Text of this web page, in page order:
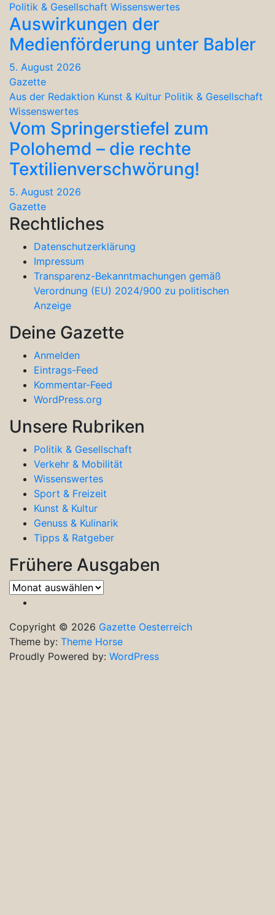
Politik & Gesellschaft Wissenswertes
Auswirkungen der
Medienförderung unter Babler
5. August 2026
Gazette
Aus der Redaktion Kunst & Kultur Politik & Gesellschaft
Wissenswertes
Vom Springerstiefel zum
Polohemd – die rechte
Textilienverschwörung!
5. August 2026
Gazette
Rechtliches
Datenschutzerklärung
Impressum
Transparenz-Bekanntmachungen gemäß
Verordnung (EU) 2024/900 zu politischen
Anzeige
Deine Gazette
Anmelden
Eintrags-Feed
Kommentar-Feed
WordPress.org
Unsere Rubriken
Politik & Gesellschaft
Verkehr & Mobilität
Wissenswertes
Sport & Freizeit
Kunst & Kultur
Genuss & Kulinarik
Tipps & Ratgeber
Frühere Ausgaben
Frühere
Ausgaben
Copyright © 2026 Gazette Oesterreich
Theme by: Theme Horse
Proudly Powered by: WordPress